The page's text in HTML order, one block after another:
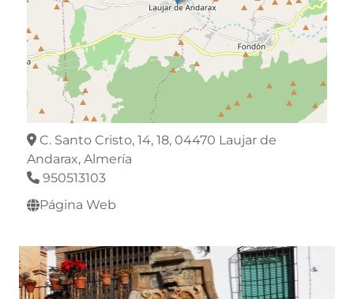
C. Santo Cristo, 14, 18, 04470 Laujar de
Andarax, Almería
950513103
Página Web